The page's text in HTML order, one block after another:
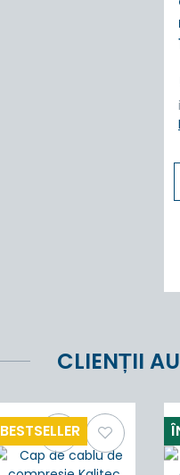
CLIENȚII
BESTSELLER